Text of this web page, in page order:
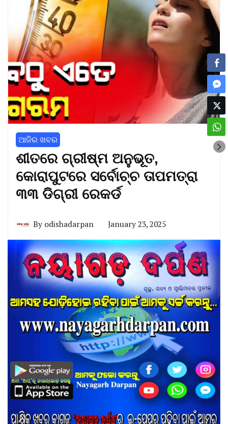
ଆଜିର ଖବର
ଶୀତରେ ଗ୍ରୀଷ୍ମ ଅନୁଭୂତ,
କୋରାପୁଟରେ ସର୍ବୋଚ୍ଚ ତାପମତ୍ରା
୩୩ ଡିଗ୍ରୀ ରେକର୍ଡ
By odishadarpan January 23, 2025